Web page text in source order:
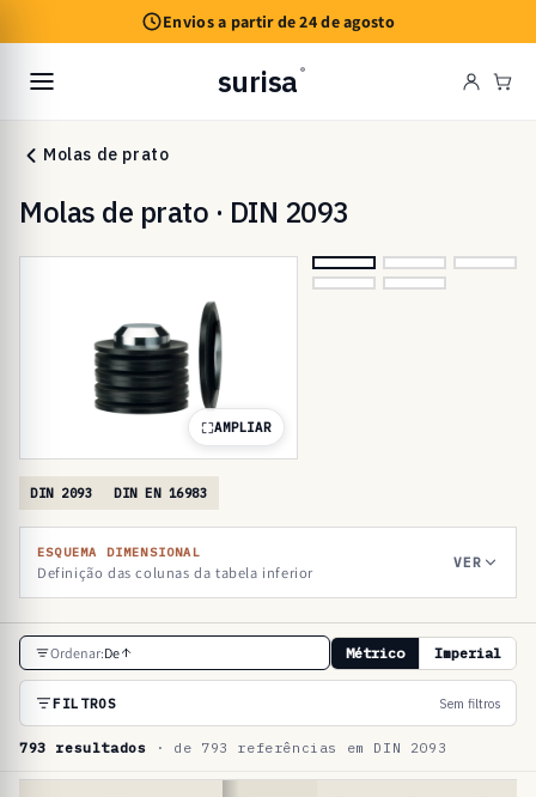
conteúdo
Envios a partir de 24 de agosto
surisa ®
Molas de prato
Molas de prato · DIN 2093
AMPLIAR
DIN 2093 DIN EN 16983
ESQUEMA DIMENSIONAL
Definição das colunas da tabela inferior
VER
T
a
e
l
Ordenar:De Métrico Imperial
FILTROS Sem filtros
793 resultados · de 793 referências em DIN 2093